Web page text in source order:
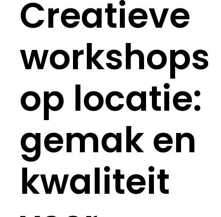
Creatieve
workshops
op locatie:
gemak en
kwaliteit